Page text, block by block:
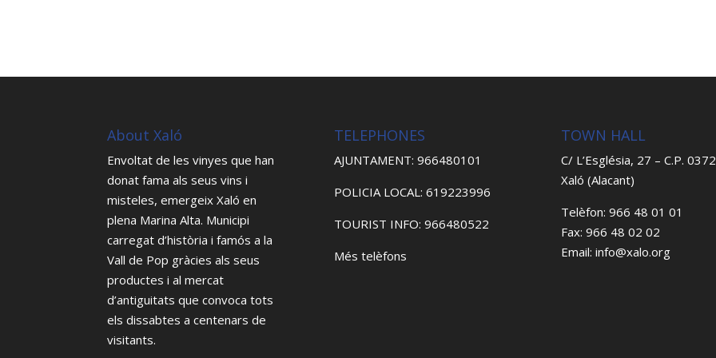
About Xaló
Envoltat de les vinyes que han
donat fama als seus vins i
misteles, emergeix Xaló en
plena Marina Alta. Municipi
carregat d’història i famós a la
Vall de Pop gràcies als seus
productes i al mercat
d’antiguitats que convoca tots
els dissabtes a centenars de
visitants.
TELEPHONES
AJUNTAMENT: 966480101
POLICIA LOCAL: 619223996
TOURIST INFO: 966480522
Més telèfons
TOWN HALL
C/ L’Església, 27 – C.P.
Xaló (Alacant)
Telèfon: 966 48 01 01
Fax: 966 48 02 02
Email: info@xalo.org